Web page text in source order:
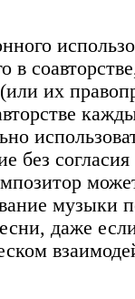
в
(или их
без
музыки
даже